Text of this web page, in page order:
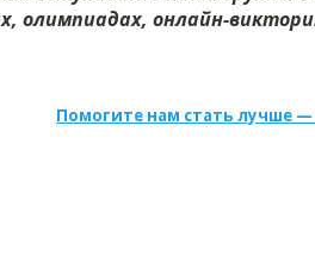
олимпиадах, онлайн-
Помогите нам стать лучше